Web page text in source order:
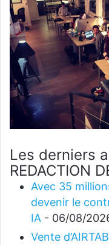
Les derniers
REDACTION
Avec 35
devenir le
IA - 06/08/
Vente